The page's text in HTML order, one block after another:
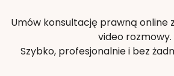
Umów konsultację prawną online
video rozmowy.
Szybko, profesjonalnie i bez